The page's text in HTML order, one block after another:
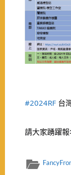
#2024RF 台
請大家踴躍